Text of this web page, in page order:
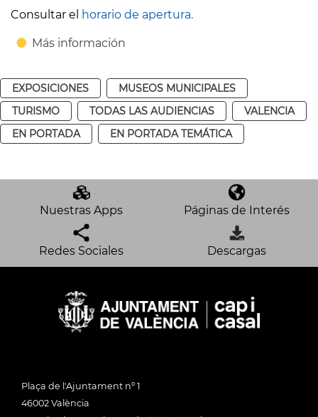
Consultar el horario de apertura.
Más información
EXPOSICIONES
MUSEOS MUNICIPALES
TURISMO
TODAS LAS AUDIENCIAS
VALENCIA
EN PORTADA
EN PORTADA TEMÁTICA
Nuestras Apps Páginas de Interés
Redes Sociales Descargas
Plaça de l'Ajuntament nº 1
46002 València